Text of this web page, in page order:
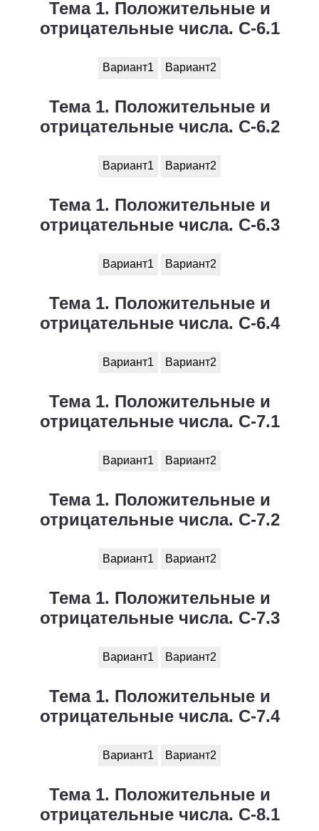
Тема 1. Положительные и
отрицательные числа. С-6.1
Вариант1 Вариант2
Тема 1. Положительные и
отрицательные числа. С-6.2
Вариант1 Вариант2
Тема 1. Положительные и
отрицательные числа. С-6.3
Вариант1 Вариант2
Тема 1. Положительные и
отрицательные числа. С-6.4
Вариант1 Вариант2
Тема 1. Положительные и
отрицательные числа. С-7.1
Вариант1 Вариант2
Тема 1. Положительные и
отрицательные числа. С-7.2
Вариант1 Вариант2
Тема 1. Положительные и
отрицательные числа. С-7.3
Вариант1 Вариант2
Тема 1. Положительные и
отрицательные числа. С-7.4
Вариант1 Вариант2
Тема 1. Положительные и
отрицательные числа. С-8.1